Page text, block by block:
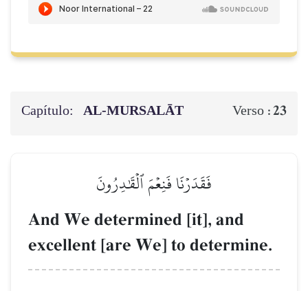
Capítulo: AL‑MURSALĀT Verso :23
فَقَدَرۡنَا فَنِعۡمَ ٱلۡقَٰدِرُونَ
And We determined [it], and
excellent [are We] to determine.